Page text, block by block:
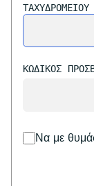
ΑΧΥΔΡΟΜΕΊΟΥ
ΚΩΔΙΚΌΣ
Να με